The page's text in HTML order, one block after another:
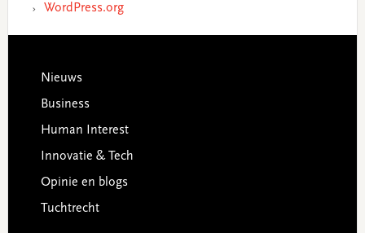
WordPress.org
Footer
Nieuws
Business
Human Interest
Innovatie & Tech
Opinie en blogs
Tuchtrecht